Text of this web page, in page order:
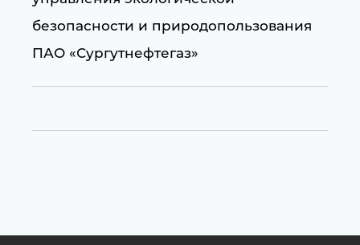
безопасности и природопользования
ПАО «Сургутнефтегаз»